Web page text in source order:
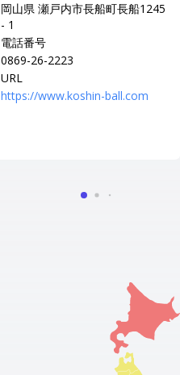
岡山県 瀬戸内市長船町長船1245
- 1
電話番号
0869-26-2223
URL
https://www.koshin-ball.com